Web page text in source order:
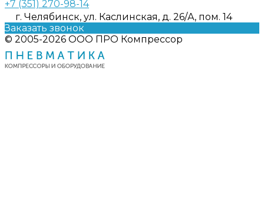
+7 (351) 270-98-14
г. Челябинск, ул. Каслинская, д. 26/А, пом. 14
Заказать звонок
© 2005-2026 ООО ПРО Компрессор